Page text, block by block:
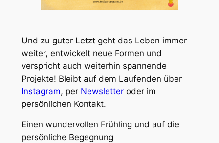
Und zu guter Letzt geht das Leben immer
weiter, entwickelt neue Formen und
verspricht auch weiterhin spannende
Projekte! Bleibt auf dem Laufenden über
Instagram, per Newsletteroder im
persönlichen Kontakt.
Einen wundervollen Frühling und auf die
persönliche Begegnung